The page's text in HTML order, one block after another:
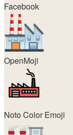
Facebook
OpenMoji
Noto Color Emoji